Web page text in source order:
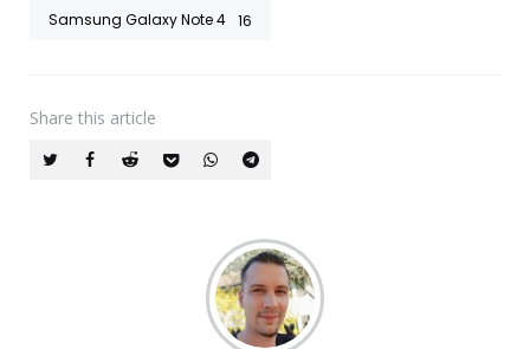
Samsung Galaxy Note 4 16
Share this article